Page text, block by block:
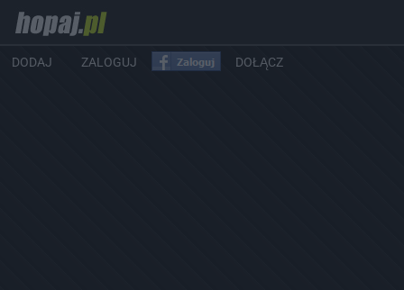
DODAJ ZALOGUJ DOŁĄCZ